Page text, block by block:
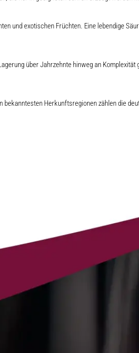
und exotischen Früchten. Eine lebendige
über Jahrzehnte hinweg an
Herkunftsregionen zählen die